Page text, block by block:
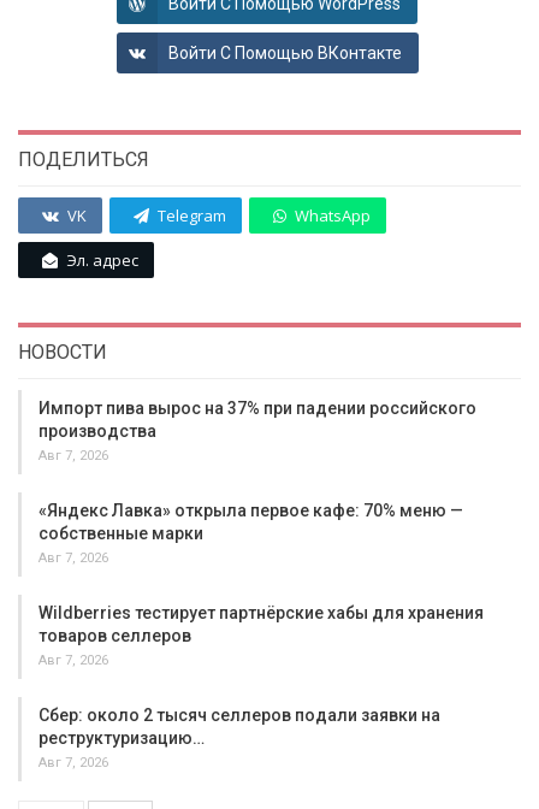
Войти С Помощью WordPress
Войти С Помощью ВКонтакте
ПОДЕЛИТЬСЯ
VK Telegram WhatsApp
Эл. адрес
НОВОСТИ
Импорт пива вырос на 37% при падении российского
производства
Авг 7, 2026
«Яндекс Лавка» открыла первое кафе: 70% меню —
собственные марки
Авг 7, 2026
Wildberries тестирует партнёрские хабы для хранения
товаров селлеров
Авг 7, 2026
Сбер: около 2 тысяч селлеров подали заявки на
реструктуризацию…
Авг 7, 2026